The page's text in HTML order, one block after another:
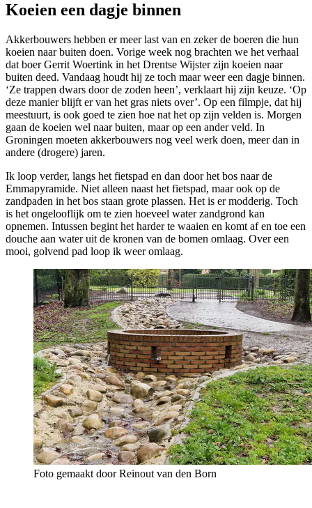
Koeien een dagje binnen
Akkerbouwers hebben er meer last van en zeker de boeren die hun
koeien naar buiten doen. Vorige week nog brachten we het verhaal
dat boer Gerrit Woertink in het Drentse Wijster zijn koeien naar
buiten deed. Vandaag houdt hij ze toch maar weer een dagje binnen.
‘Ze trappen dwars door de zoden heen’, verklaart hij zijn keuze. ‘Op
deze manier blijft er van het gras niets over’. Op een filmpje, dat hij
meestuurt, is ook goed te zien hoe nat het op zijn velden is. Morgen
gaan de koeien wel naar buiten, maar op een ander veld. In
Groningen moeten akkerbouwers nog veel werk doen, meer dan in
andere (drogere) jaren.
Ik loop verder, langs het fietspad en dan door het bos naar de
Emmapyramide. Niet alleen naast het fietspad, maar ook op de
zandpaden in het bos staan grote plassen. Het is er modderig. Toch
is het ongelooflijk om te zien hoeveel water zandgrond kan
opnemen. Intussen begint het harder te waaien en komt af en toe een
douche aan water uit de kronen van de bomen omlaag. Over een
mooi, golvend pad loop ik weer omlaag.
Foto gemaakt door Reinout van den Born